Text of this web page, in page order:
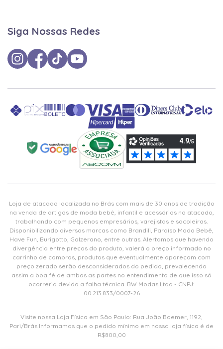
Siga Nossas Redes
Loja de atacado localizada no Brás com mais de 30 anos de tradição
na venda de artigos de moda bebê, infantil e acessórios no atacado,
trabalhando com pequenos empresários, varejistas e sacoleiras.
Disponibilizando diversas marcas como Brandili, Paraíso Moda Bebê,
Have Fun, Burigotto, Galzerano, entre outras. Alertamos que havendo
divergência entre preços do produto, valerá o preço informado no
carrinho de compras, produtos que eventualmente apareçam com
preço zerado serão desconsiderados do pedido, prevalecendo
assim a boa fé de ambas as partes no entendimento de que isso só
ocorreria devido a falha técnica. BW Modas Ltda - CNPJ:
00.213.833/0007-26
Visite nossa Loja Física em São Paulo: Rua João Boemer, 1192,
Pari/Brás Informamos que o pedido mínimo em nossa loja física é de
R$800,00